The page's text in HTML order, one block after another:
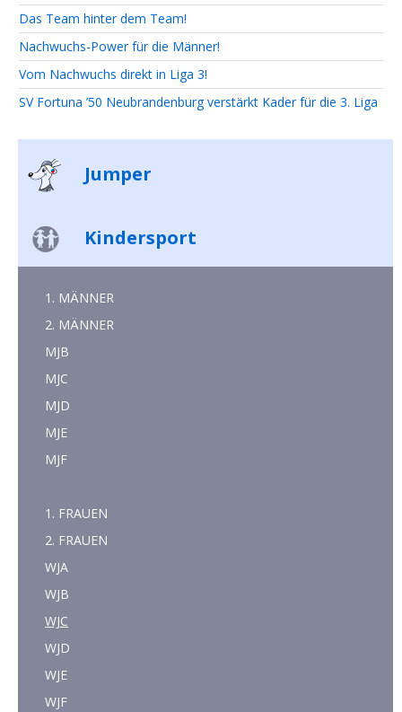
Das Team hinter dem Team!
Nachwuchs-Power für die Männer!
Vom Nachwuchs direkt in Liga 3!
SV Fortuna ’50 Neubrandenburg verstärkt Kader für die 3. Liga
Jumper
Kindersport
1. MÄNNER
2. MÄNNER
MJB
MJC
MJD
MJE
MJF
1. FRAUEN
2. FRAUEN
WJA
WJB
WJC
WJD
WJE
WJF